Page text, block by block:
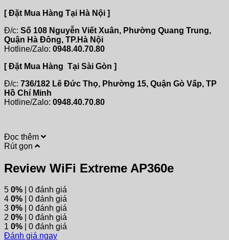
[ Đặt Mua Hàng Tại Hà Nội ]
Đ/c: Số 108 Nguyễn Viết Xuân, Phường Quang Trung,
Quận Hà Đông, TP.Hà Nội
Hotline/Zalo: 0948.40.70.80
[ Đặt Mua Hàng Tại Sài Gòn ]
Đ/c: 736/182 Lê Đức Thọ, Phường 15, Quận Gò Vấp, TP
Hồ Chí Minh
Hotline/Zalo: 0948.40.70.80
Đọc thêm
Rút gọn
Review WiFi Extreme AP360e
5 0% | 0 đánh giá
4 0% | 0 đánh giá
3 0% | 0 đánh giá
2 0% | 0 đánh giá
1 0% | 0 đánh giá
Đánh giá ngay